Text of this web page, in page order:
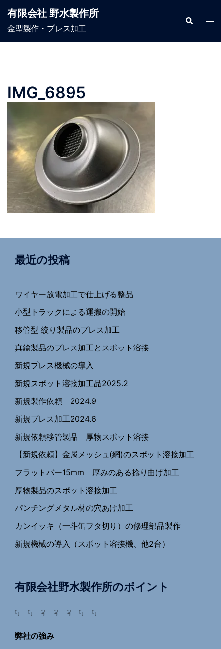
ン
有限会社 野水製作所
金型製作・プレス加工
検
索
ト
IMG_6895
最近の投稿
ワイヤー放電加工で仕上げる整品
小型トラックによる運搬の開始
移管型 絞り製品のプレス加工
真鍮製品のプレス加工とスポット溶接
新規プレス機械の導入
新規スポット溶接加工品2025.2
新規製作依頼 2024.9
新規プレス加工2024.6
新規依頼移管製品 厚物スポット溶接
【新規依頼】金属メッシュ(網)のスポット溶接加工
フラットバー15mm 厚みのある捻り曲げ加工
厚物製品のスポット溶接加工
パンチングメタル材の穴あけ加工
カンイッキ（一斗缶フタ切り）の修理部品製作
新規機械の導入（スポット溶接機、他2台）
有限会社野水製作所のポイント
☟ ☟ ☟ ☟ ☟ ☟ ☟
弊社の強み